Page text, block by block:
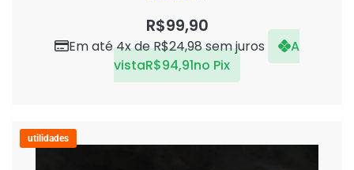
de
R$99,90
Em até 4x deR$24,98sem juros
A
vistaR$94,91no Pix
utilidades